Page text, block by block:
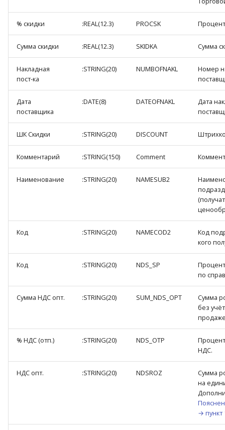
% скидки :REAL(12.3) PROCSK
Сумма скидки :REAL(12.3) SKIDKA Сумма
Накладная
пост-ка
:STRING(20) NUMBOFNAKL
Номер
Дата
поставщика
:DATE(8) DATEOFNAKL
Дата
ШК Скидки :STRING(20) DISCOUNT
Комментарий :STRING(150) Comment
Наименование :STRING(20) NAMESUB2
Код :STRING(20) NAMECOD2
Код
кого
Код :STRING(20) NDS_SP
по
Сумма НДС опт. :STRING(20) SUM_NDS_OPT
Сумма
без
% НДС (отп.) :STRING(20) NDS_OTP
НДС.
НДС опт. :STRING(20) NDSROZ
Сумма
на
→ пункт